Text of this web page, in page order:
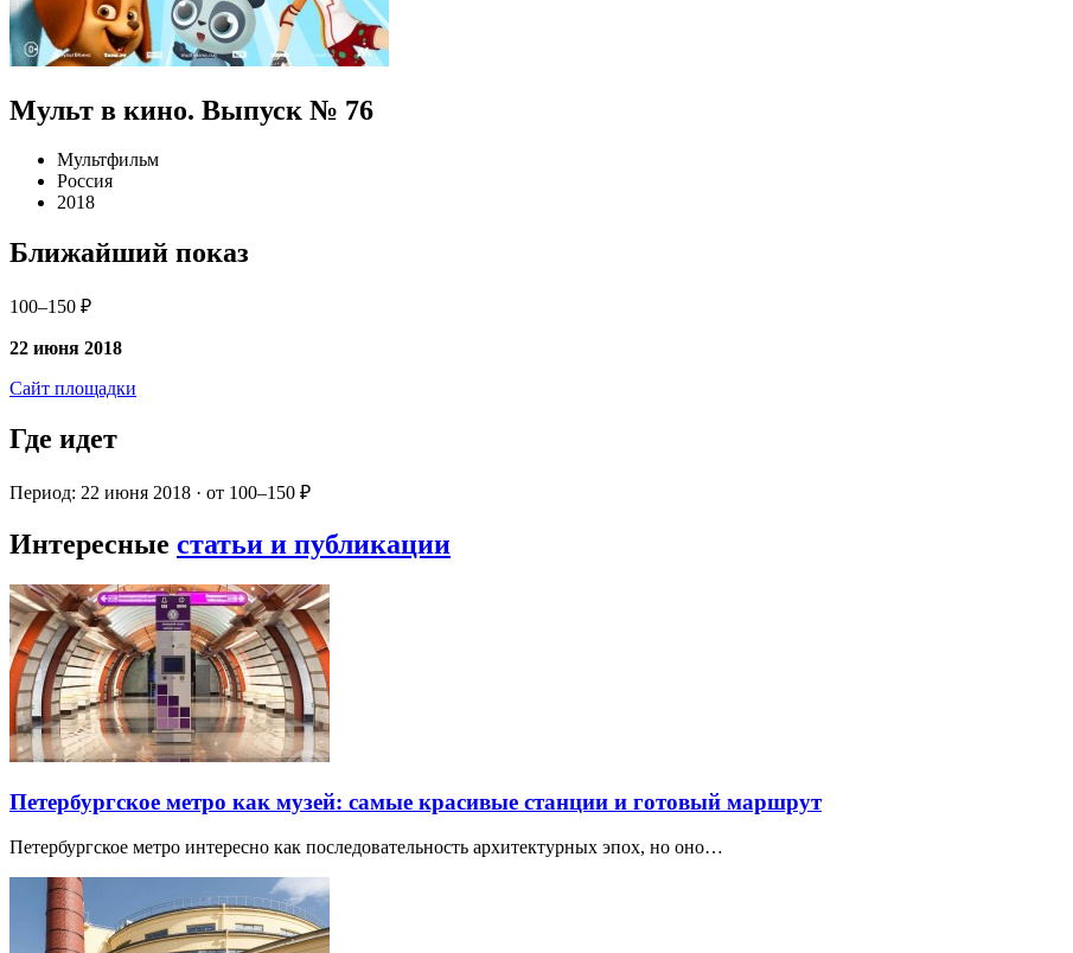
Мульт в кино. Выпуск № 76
Мультфильм
Россия
2018
Ближайший показ
100–150 ₽
22 июня 2018
Сайт площадки
Где идет
Период: 22 июня 2018 · от 100–150 ₽
Интересные статьи и публикации
Петербургское метро как музей: самые красивые станции и готовый маршрут
Петербургское метро интересно как последовательность архитектурных эпох, но оно…